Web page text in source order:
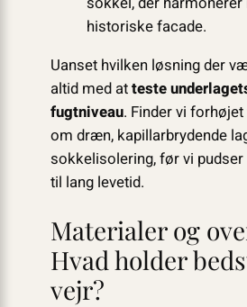
historiske facade.
Uanset hvilken løsning der
altid med atteste
fugtniveau. Finder vi
om dræn, kapillarbrydende
sokkelisolering, før vi
til lang levetid.
Materialer og
Hvad holder
vejr?